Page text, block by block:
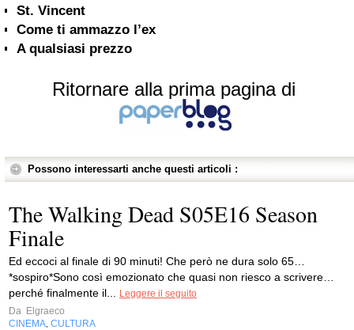
St. Vincent
Come ti ammazzo l’ex
A qualsiasi prezzo
Ritornare alla prima pagina di
Possono interessarti anche questi articoli :
The Walking Dead S05E16 Season
Finale
Ed eccoci al finale di 90 minuti! Che però ne dura solo 65…
*sospiro*Sono così emozionato che quasi non riesco a scrivere…
perché finalmente il...
Leggere il seguito
Da Elgraeco
CINEMA CULTURA